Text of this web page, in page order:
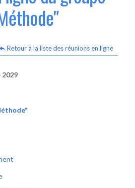
Retour à la liste des réunions en ligne